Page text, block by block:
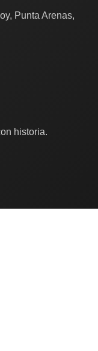
Punta Arenas,
historia.